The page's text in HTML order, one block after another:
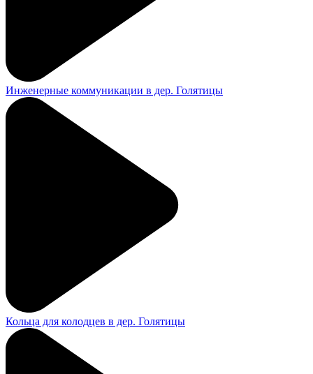
Инженерные коммуникации в дер. Голятицы
Кольца для колодцев в дер. Голятицы